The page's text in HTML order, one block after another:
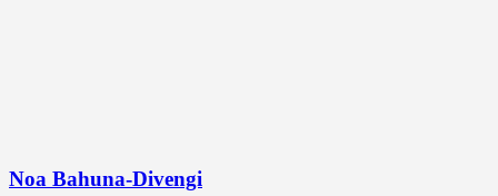
Noa Bahuna-Divengi